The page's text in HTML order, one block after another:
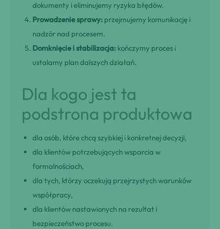
dokumenty i eliminujemy ryzyka błędów.
Prowadzenie sprawy: przejmujemy komunikację i
nadzór nad procesem.
Domknięcie i stabilizacja: kończymy proces i
ustalamy plan dalszych działań.
Dla kogo jest ta
podstrona produktowa
dla osób, które chcą szybkiej i konkretnej decyzji,
dla klientów potrzebujących wsparcia w
formalnościach,
dla tych, którzy oczekują przejrzystych warunków
współpracy,
dla klientów nastawionych na rezultat i
bezpieczeństwo procesu.